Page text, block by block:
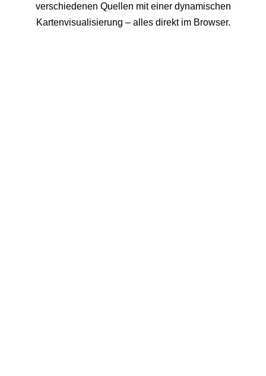
verschiedenen Quellen mit einer dynamischen
Kartenvisualisierung – alles direkt im Browser.